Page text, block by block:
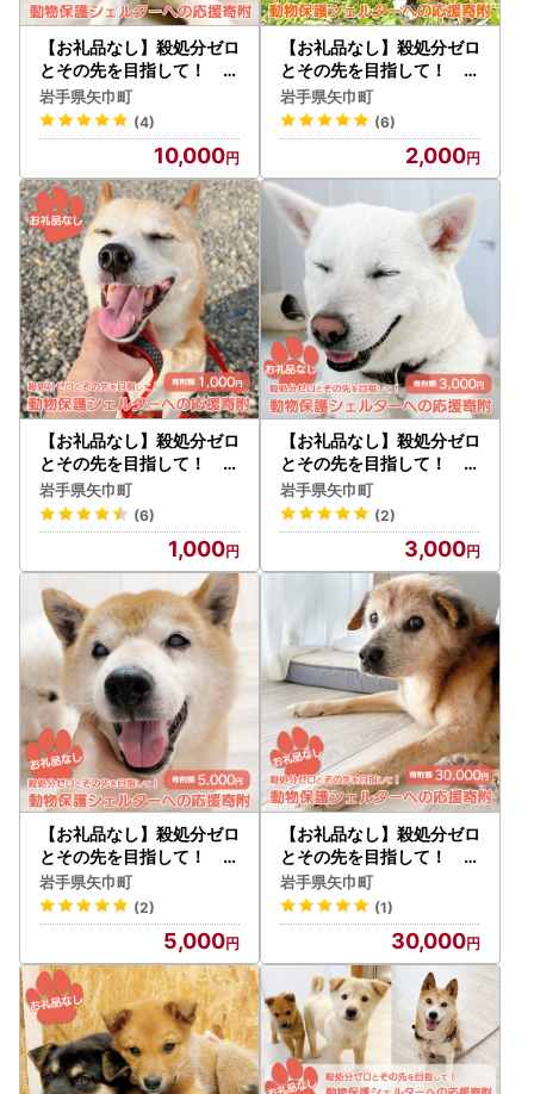
います。
さらに、返礼品の配送につきましても、通常の納期より多少
前後する可能性もございますので、何卒ご了承ください。
＜お問い合わせについて＞
返礼品や配送情報など、ご寄附に関してご不明点があり、お
問い合わせをご希望の場合は、電話・メール・FAXいずれか
の方法で、担当者までご連絡いただければと思います。
また、既にご寄附をいただいている方に関しては、お問い合
わせ内容に加えて、下記情報をご教示ください。
（１）寄附者名（フルネーム）
（２）ご寄附いただいたポータルサイト
【担当者連絡先】
担当：岩手県矢巾町産業観光課商工振興係ふるさと納税担当
電話：019-611-2613
FAX：019-611-2609
メール：furusato-yahaba@town.yahaba.iwate.jp
【お礼品なし】殺処分ゼロ
とその先を目指して！ 動
物保護シェルターへの応援
寄附 10,000円/応援寄付
金 返礼品なし お礼の品な
し 地元支援 地域支援 ふる
さと支援 殺処分 ゼロ 0 感
謝 動物愛護 イヌ 犬 ネコ
猫 助ける命 小さな命 保護
犬 保護ネコ どうぶつ 環境
整備 ボランティア 慈善事
業 岩手県 矢巾町
岩手県矢巾町
(4)
10,000
【お礼品なし】殺処分ゼロ
とその先を目指して！ 動
物保護シェルターへの応援
寄附 2,000円/応援寄付
金 返礼品なし お礼の品な
し 地元支援 地域支援 ふる
さと支援 殺処分 ゼロ 0 感
謝 動物愛護 イヌ 犬 ネコ
猫 助ける命 小さな命 保護
犬 保護ネコ どうぶつ 環境
整備 ボランティア 慈善事
業 岩手県 矢巾町
岩手県矢巾町
(6)
2,000
【お礼品なし】殺処分ゼロ
とその先を目指して！ 動
物保護シェルターへの応援
寄附 1,000円/応援寄付
金 返礼品なし お礼の品な
し 地元支援 地域支援 ふる
さと支援 殺処分 ゼロ 0 感
謝 動物愛護 イヌ 犬 ネコ
猫 助ける命 小さな命 保護
犬 保護ネコ どうぶつ 環境
整備 ボランティア 慈善事
業 岩手県 矢巾町
岩手県矢巾町
(6)
1,000
【お礼品なし】殺処分ゼロ
とその先を目指して！ 動
物保護シェルターへの応援
寄附 3,000円/応援寄付
金 返礼品なし お礼の品な
し 地元支援 地域支援 ふる
さと支援 殺処分 ゼロ 0 感
謝 動物愛護 イヌ 犬 ネコ
猫 助ける命 小さな命 保護
犬 保護ネコ どうぶつ 環境
整備 ボランティア 慈善事
業 岩手県 矢巾町
岩手県矢巾町
(2)
3,000
【お礼品なし】殺処分ゼロ
とその先を目指して！ 動
物保護シェルターへの応援
寄附 5,000円/応援寄付
金 返礼品なし お礼の品な
し 地元支援 地域支援 ふる
さと支援 殺処分 ゼロ 0 感
謝 動物愛護 イヌ 犬 ネコ
猫 助ける命 小さな命 保護
犬 保護ネコ どうぶつ 環境
整備 ボランティア 慈善事
業 岩手県 矢巾町
岩手県矢巾町
(2)
5,000
【お礼品なし】殺処分ゼロ
とその先を目指して！ 動
物保護シェルターへの応援
寄附 30,000円/応援寄
付金 返礼品なし お礼の品
なし 地元支援 地域支援 ふ
るさと支援 殺処分 ゼロ 0
感謝 動物愛護 イヌ 犬 ネコ
猫 助ける命 小さな命 保護
犬 保護ネコ どうぶつ 環境
整備 ボランティア 慈善事
業 岩手県 矢巾町
岩手県矢巾町
(1)
30,000